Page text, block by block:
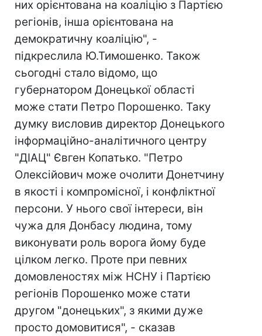
них орієнтована на коаліцію з Партією
регіонів, інша орієнтована на
демократичну коаліцію", -
підкреслила Ю.Тимошенко. Також
сьогодні стало відомо, що
губернатором Донецької області
може стати Петро Порошенко. Таку
думку висловив директор Донецького
інформаційно-аналітичного центру
"ДІАЦ" Євген Копатько. "Петро
Олексійович може очолити Донетчину
в якості і компромісної, і конфліктної
персони. У нього свої інтереси, він
чужа для Донбасу людина, тому
виконувати роль ворога йому буде
цілком легко. Проте при певних
домовленостях між НСНУ і Партією
регіонів Порошенко може стати
другом "донецьких", з якими дуже
просто домовитися", - сказав